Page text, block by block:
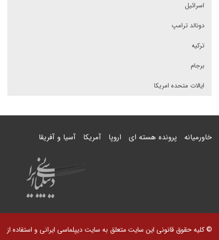
اسرائیل
دونالد ترامپ
ترکیه
برجام
ایالات متحده امریکا
خاورمیانه پرونده هسته ای اروپا آمریکا آسیا و آفریقا
© کلیه حقوق قانونی این سایت متعلق به سایت دیپلماسی ایرانی و استفاده از